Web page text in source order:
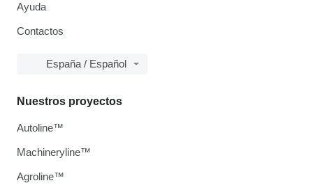
Ayuda
Contactos
España / Español
Nuestros proyectos
Autoline™
Machineryline™
Agroline™